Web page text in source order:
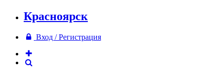
Красноярск
Вход / Регистрация